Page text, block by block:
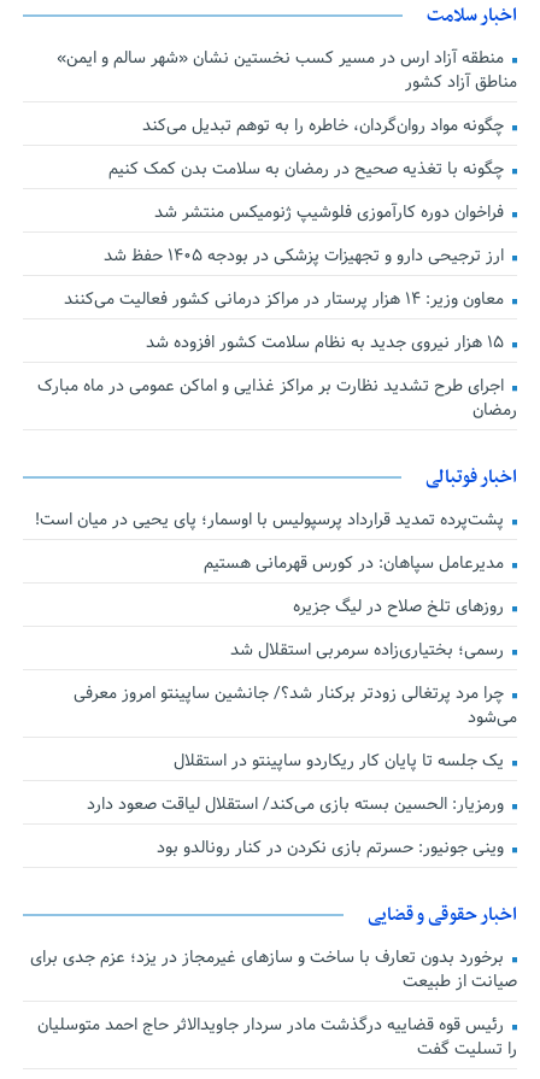
اخبار سلامت
منطقه آزاد ارس در مسیر کسب نخستین نشان «شهر سالم و ایمن»
مناطق آزاد کشور
چگونه مواد روان‌گردان، خاطره را به توهم تبدیل می‌کند
چگونه با تغذیه صحیح در رمضان به سلامت بدن کمک کنیم
فراخوان دوره کارآموزی فلوشیپ ژنومیکس منتشر شد
ارز ترجیحی دارو و تجهیزات پزشکی در بودجه ۱۴۰۵ حفظ شد
معاون وزیر: ۱۴ هزار پرستار در مراکز درمانی کشور فعالیت می‌کنند
۱۵ هزار نیروی جدید به نظام سلامت کشور افزوده شد
اجرای طرح تشدید نظارت بر مراکز غذایی و اماکن عمومی در ماه مبارک
رمضان
اخبار فوتبالی
پشت‌پرده تمدید قرارداد پرسپولیس با اوسمار؛ پای یحیی در میان است!
مدیرعامل سپاهان: در کورس قهرمانی هستیم
روزهای تلخ صلاح در لیگ جزیره
رسمی؛ بختیاری‌زاده سرمربی استقلال شد
چرا مرد پرتغالی زودتر برکنار شد؟/ جانشین ساپینتو امروز معرفی
می‌شود
یک جلسه تا پایان کار ریکاردو ساپینتو در استقلال
ورمزیار: الحسین بسته بازی می‌کند/ استقلال لیاقت صعود دارد
وینی جونیور: حسرتم بازی نکردن در کنار رونالدو بود
اخبار حقوقی و قضایی
برخورد بدون تعارف با ساخت‌ و سازهای غیرمجاز در یزد؛ عزم جدی برای
صیانت از طبیعت
رئیس قوه قضاییه درگذشت مادر سردار جاویدالاثر حاج احمد متوسلیان
را تسلیت گفت